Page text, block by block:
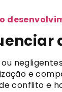
e
conflito e